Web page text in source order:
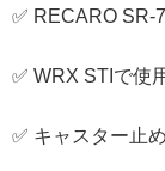
✅ RECARO SR-
✅ WRX STIで使
✅ キャスター止